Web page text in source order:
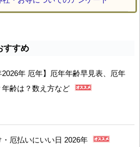
すすめ
2026年 厄年】厄年年齢早見表、厄年
年齢は？数え方など
・厄払いにいい日 2026年